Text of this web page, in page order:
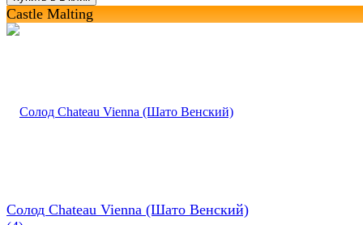
Castle Malting
Солод Chateau Vienna (Шато Венский)